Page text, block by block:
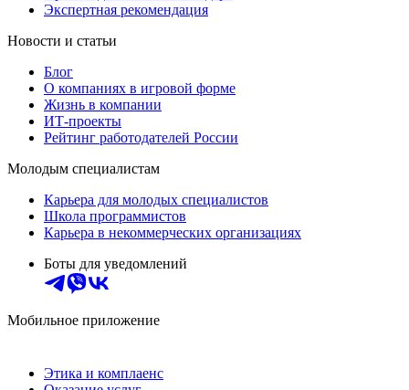
Экспертная рекомендация
Новости и статьи
Блог
О компаниях в игровой форме
Жизнь в компании
ИТ-проекты
Рейтинг работодателей России
Молодым специалистам
Карьера для молодых специалистов
Школа программистов
Карьера в некоммерческих организациях
Боты для уведомлений
Мобильное приложение
Этика и комплаенс